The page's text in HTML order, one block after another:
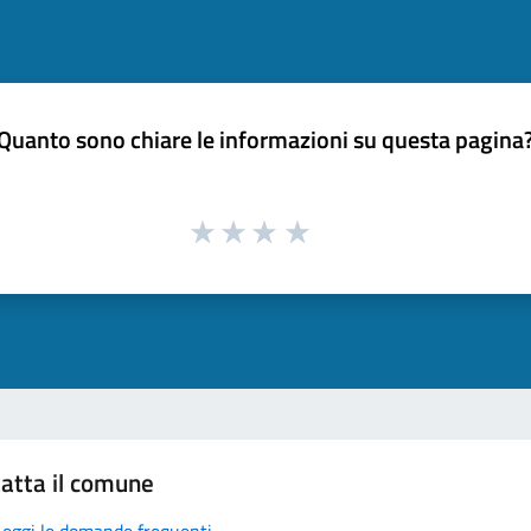
sono chiare le informazioni su questa
il comune